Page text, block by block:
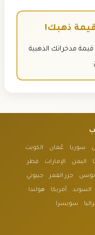
ذهبك!
مدخراتك الذهبية
سوريا عُمان الكويت
اليمن الإمارات قطر
تونس جزر القمر جيبوتي
السويد أمريكا هولندا
سويسرا